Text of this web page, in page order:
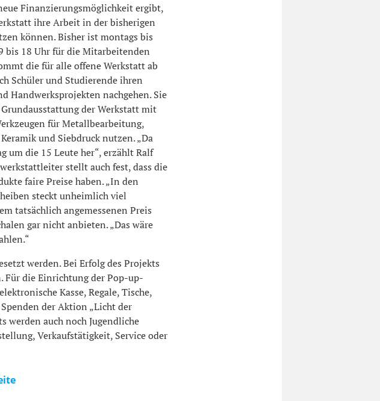
Finanzierungsmöglichkeit ergibt,
ihre Arbeit in der bisherigen
können. Bisher ist montags bis
bis 18 Uhr für die Mitarbeitenden
die für alle offene Werkstatt ab
Schüler und Studierende ihren
Handwerksprojekten nachgehen. Sie
der Werkstatt mit
für Metallbearbeitung,
und Siebdruck nutzen. „Da
um die 15 Leute her“, erzählt Ralf
stellt auch fest, dass die
faire Preise haben. „In den
steckt unheimlich viel
tatsächlich angemessenen Preis
gar nicht anbieten. „Das wäre
werden. Bei Erfolg des Projekts
Für die Einrichtung der Pop-up-
Kasse, Regale, Tische,
der Aktion „Licht der
werden auch noch Jugendliche
Verkaufstätigkeit, Service oder